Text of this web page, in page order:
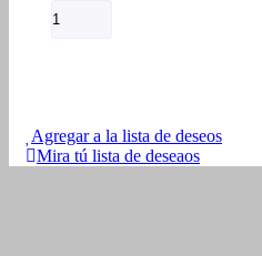
Agregar a la lista de deseos
Mira tú lista de deseaos